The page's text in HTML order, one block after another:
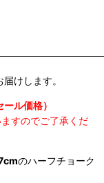
けします。
ル価格）
すのでご了承くだ
のハーフチョーク